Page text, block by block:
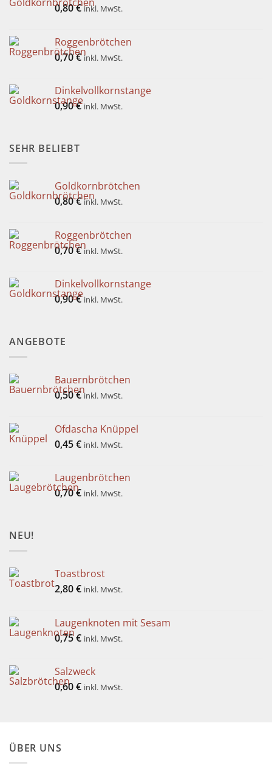
0,80€ inkl. MwSt.
Roggenbrötchen
0,70€ inkl. MwSt.
Dinkelvollkornstange
0,90€ inkl. MwSt.
SEHR BELIEBT
Goldkornbrötchen
0,80€ inkl. MwSt.
Roggenbrötchen
0,70€ inkl. MwSt.
Dinkelvollkornstange
0,90€ inkl. MwSt.
ANGEBOTE
Bauernbrötchen
0,50€ inkl. MwSt.
Ofdascha Knüppel
0,45€ inkl. MwSt.
Laugenbrötchen
0,70€ inkl. MwSt.
NEU!
Toastbrost
2,80€ inkl. MwSt.
Laugenknoten mit Sesam
0,75€ inkl. MwSt.
Salzweck
0,60€ inkl. MwSt.
ÜBER UNS